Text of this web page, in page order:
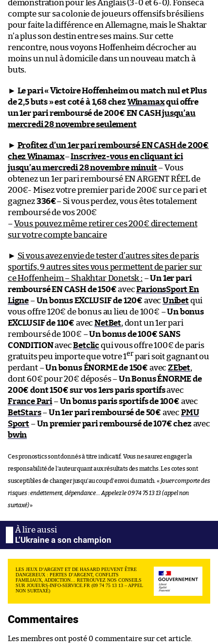
démonstration pour les Anglais (3-0 et 6-0). Fonseca
compte sur sa colonie de joueurs offensifs brésiliens
pour faite la différence en Allemagne, mais le Shaktar
n’a plus son destin entre ses mains. Sur cette
rencontre, nous voyons Hoffenheim décrocher au
moins un nul à domicile dans un nouveau match à
buts.
► Le pari « Victoire Hoffenheim ou match nul et Plus
de 2,5 buts » est coté à 1,68 chez Winamaxqui offre
un 1er pari remboursé de 200€ EN CASHjusqu’au
mercredi 28 novembre seulement
► Profitez d’un 1er pari remboursé EN CASH de 200€
chez Winamax–Inscrivez-vous en cliquant ici
jusqu’au mercredi 28 novembre minuit– Vous
obtenez un 1er pari remboursé EN ARGENT RÉEL de
200€- Misez votre premier pari de 200€ sur ce pari et
gagnez336€– Si vous perdez, vous êtes totalement
remboursé de vos 200€
–Vous pouvez même retirer ces 200€ directement
sur votre compte bancaire
► Si vous avez envie de tester d’autres sites de paris
sportifs, 9 autres sites vous permettent de parier sur
ce Hoffenheim – Shakhtar Donetsk : –Un 1er pari
remboursé EN CASH de 150€avecParionsSport En
Ligne –Un bonus EXCLUSIF de 120€ avec Unibetqui
vous offre 120€ de bonus au lieu de 100€ –Un bonus
EXCLUSIF de 110€ avecNetBet, dont un 1er pari
remboursé de 100€ –Un bonus de 100€ SANS
CONDITIONavecBetclicqui vous offre 100€ de paris
gratuits peu importe que votre 1er pari soit gagnant ou
perdant –Un bonus ÉNORME de 150€ avec ZEbet,
dont 60€ pour 20€ déposés –Un Bonus ÉNORME de
200€ dont 150€ sur vos 1ers paris sportifsavec
France Pari–Un bonus paris sportifs de 100€ avec
BetStars–Un 1er pari remboursé de 50€ avec PMU
Sport –Un premier pari remboursé de 107€ chez avec
bwin
Ces pronostics sont donnés à titre indicatif. Vous ne saurez engager la
responsabilité de l’auteur quant aux résultats des matchs. Les cotes sont
susceptibles de changer jusqu’au coup d’envoi du match. « Jouer comporte des
risques : endettement, dépendance… Appelez le 09 74 75 13 13 (appel non
surtaxé)»
L’Ukraine a son champion
LES JEUX D’ARGENT ET DE HASARD PEUVENT ÊTRE
DANGEREUX : PERTES D’ARGENT, CONFLITS
FAMILIAUX, ADDICTION… RETROUVEZ NOS CONSEILS
SUR JOUEURS-INFO-SERVICE.FR (09 74 75 13 13 – APPEL
NON SURTAXÉ)
Commentaires
Les membres ont posté 0 commentaire sur cet article.